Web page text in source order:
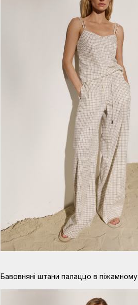
XS
Бавовняні штани палаццо в піжамному